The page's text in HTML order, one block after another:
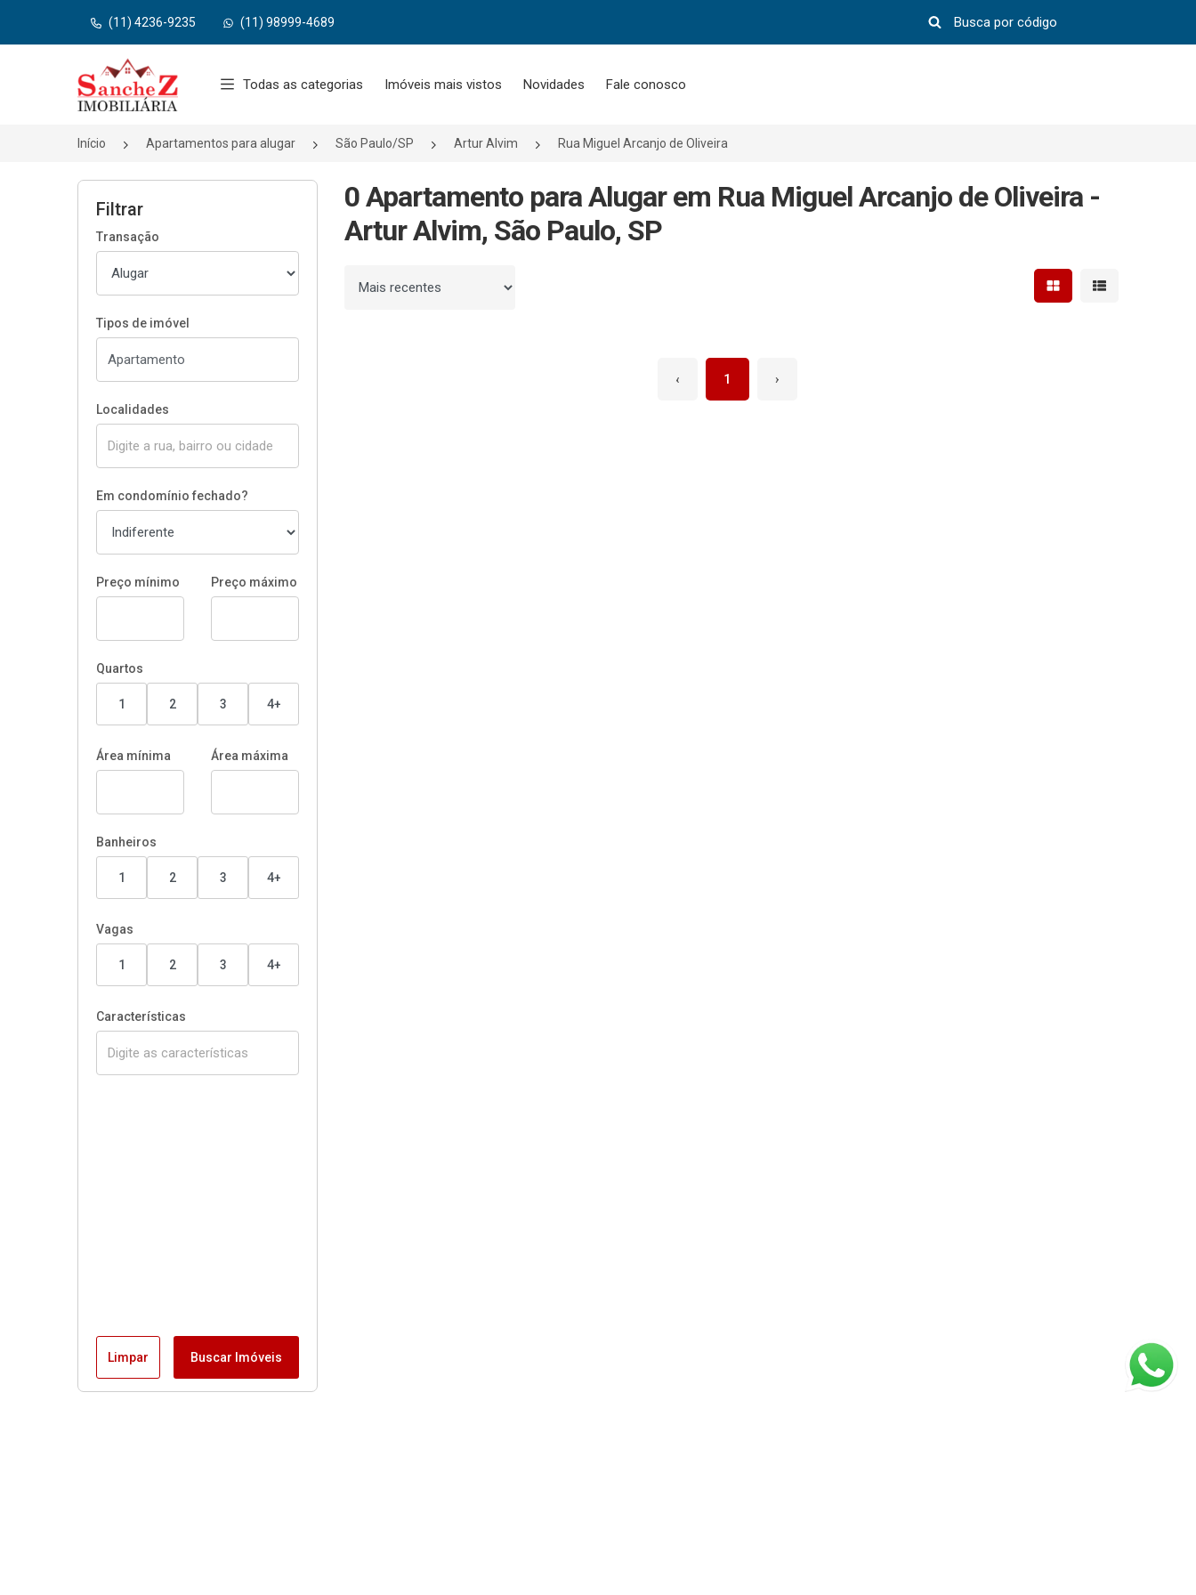
(11) 4236-9235 (11) 98999-4689
Página inicial
Todas as categorias Imóveis mais vistos Novidades Fale conosco
Início Apartamentos para alugar São Paulo/SP Artur Alvim Rua Miguel Arcanjo de Oliveira
Filtrar
Transação
Tipos de imóvel
Localidades
Em condomínio fechado?
Preço mínimo Preço máximo
Quartos
1 2 3 4+
Área mínima Área máxima
Banheiros
1 2 3 4+
Vagas
1 2 3 4+
Características
Limpar Buscar Imóveis
0 Apartamento para Alugar em Rua Miguel Arcanjo de Oliveira -
Artur Alvim, São Paulo, SP
Ordenar por Mostrar resultados em
Mostrar
‹ 1 ›